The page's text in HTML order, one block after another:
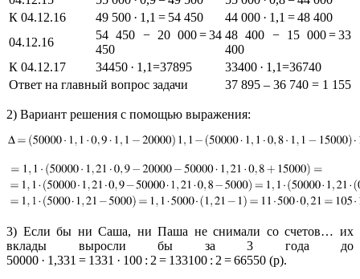
К 04.12.16
49 500 · 1,1 = 54 450
44 000 · 1,1 = 48 400
04.12.16
54 450 − 20 000 = 34
450
48 400 − 15 000 = 33
400
К 04.12.17
34450 · 1,1=37895
33400 · 1,1=36740
Ответ на главный вопрос задачи
37 895 – 36 740 = 1 155
2) Вариант решения с помощью выражения:
3) Если бы ни Саша, ни Паша не снимали со счетов… их
вклады выросли бы за 3 года до
50000 · 1,331 = 1331 · 100 : 2 = 133100 : 2 = 66550 (р).